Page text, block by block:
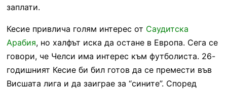
заплати.
Кесие привлича голям интерес от Саудитска
Арабия, но халфът иска да остане в Европа. Сега се
говори, че Челси има интерес към футболиста. 26-
годишният Кесие би бил готов да се премести във
Висшата лига и да заиграе за “сините”. Според